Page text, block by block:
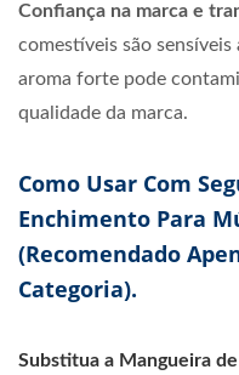
Confiança na marca e
comestíveis são
aroma forte pode
qualidade da marca.
Como Usar Com
Enchimento Para
(recomendado
Categoria).
Substitua a Mangueira